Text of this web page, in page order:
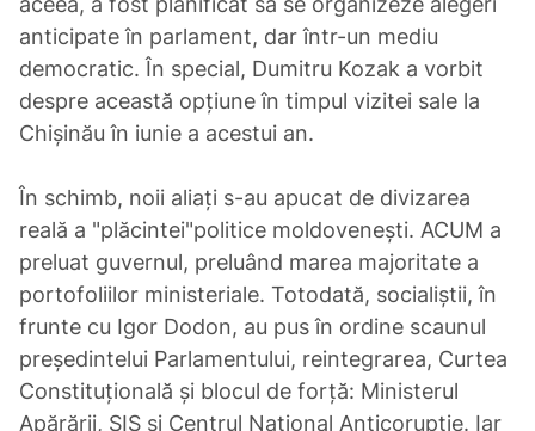
anticipate în parlament, dar într-un mediu
democratic. În special, Dumitru Kozak a vorbit
despre această opțiune în timpul vizitei sale la
Chișinău în iunie a acestui an.
În schimb, noii aliați s-au apucat de divizarea
reală a "plăcintei"politice moldovenești. ACUM a
preluat guvernul, preluând marea majoritate a
portofoliilor ministeriale. Totodată, socialiștii, în
frunte cu Igor Dodon, au pus în ordine scaunul
președintelui Parlamentului, reintegrarea, Curtea
Constituțională și blocul de forță: Ministerul
Apărării, SIS și Centrul Național Anticorupție. Iar